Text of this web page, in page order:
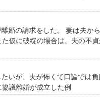
婚の請求をした。 妻は夫か
仮に破綻の場合は、夫の不
いが、夫が怖くて口論では負
議離婚が成立した例